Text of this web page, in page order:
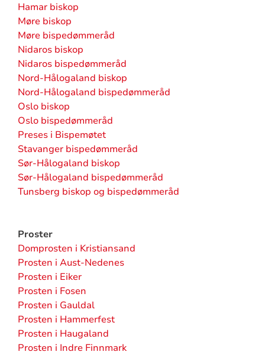
Hamar biskop
Møre biskop
Møre bispedømmeråd
Nidaros biskop
Nidaros bispedømmeråd
Nord-Hålogaland biskop
Nord-Hålogaland bispedømmeråd
Oslo biskop
Oslo bispedømmeråd
Preses i Bispemøtet
Stavanger bispedømmeråd
Sør-Hålogaland biskop
Sør-Hålogaland bispedømmeråd
Tunsberg biskop og bispedømmeråd
Proster
Domprosten i Kristiansand
Prosten i Aust-Nedenes
Prosten i Eiker
Prosten i Fosen
Prosten i Gauldal
Prosten i Hammerfest
Prosten i Haugaland
Prosten i Indre Finnmark